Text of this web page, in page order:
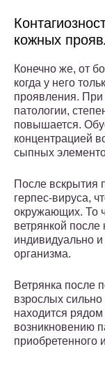
кожных
Конечно же, от
когда у него
проявления. При
патологии,
повышается.
концентрацией
сыпных
После вскрытия
герпес-вируса,
окружающих. То
ветрянкой после
индивидуально
организма.
Ветрянка после
взрослых
находится
возникновению
приобретенного